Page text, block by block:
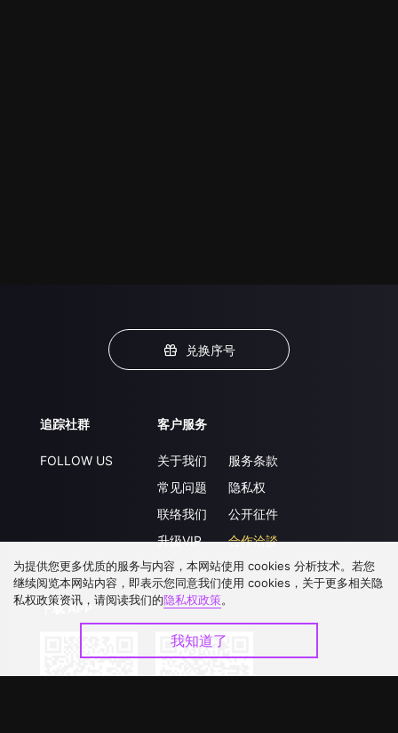
兑换序号
追踪社群
FOLLOW US
客户服务
关于我们
常见问题
联络我们
升级VIP
服务条款
隐私权
公开征件
合作洽談
下载 APP
为提供您更多优质的服务与内容，本网站使用 cookies 分析技术。若您
继续阅览本网站内容，即表示您同意我们使用 cookies，关于更多相关隐
私权政策资讯，请阅读我们的隐私权政策。
我知道了